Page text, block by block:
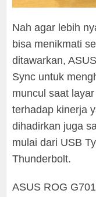
Nah agar lebih
bisa menikmati
ditawarkan,
Sync untuk
muncul saat
terhadap kinerja
dihadirkan juga
mulai dari USB
Thunderbolt.
ASUS ROG